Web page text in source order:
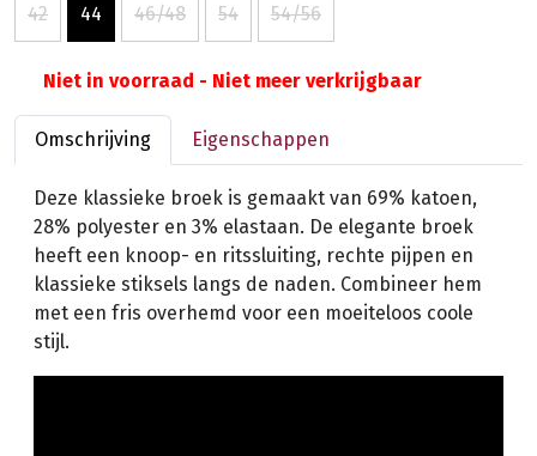
42 44 46/48 54 54/56
Niet in voorraad - Niet meer verkrijgbaar
Omschrijving Eigenschappen
Deze klassieke broek is gemaakt van 69% katoen,
28% polyester en 3% elastaan. De elegante broek
heeft een knoop- en ritssluiting, rechte pijpen en
klassieke stiksels langs de naden. Combineer hem
met een fris overhemd voor een moeiteloos coole
stijl.